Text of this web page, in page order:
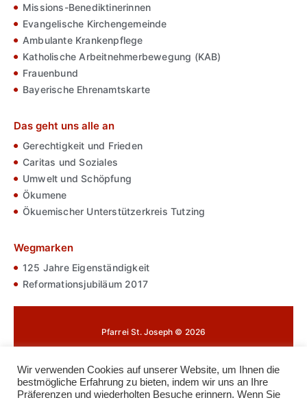
Missions-Benediktinerinnen
Evangelische Kirchengemeinde
Ambulante Krankenpflege
Katholische Arbeitnehmerbewegung (KAB)
Frauenbund
Bayerische Ehrenamtskarte
Das geht uns alle an
Gerechtigkeit und Frieden
Caritas und Soziales
Umwelt und Schöpfung
Ökumene
Ökuemischer Unterstützerkreis Tutzing
Wegmarken
125 Jahre Eigenständigkeit
Reformationsjubiläum 2017
Pfarrei St. Joseph © 2026
Datenschutz
Wir verwenden Cookies auf unserer Website, um Ihnen die
bestmögliche Erfahrung zu bieten, indem wir uns an Ihre
Präferenzen und wiederholten Besuche erinnern. Wenn Sie